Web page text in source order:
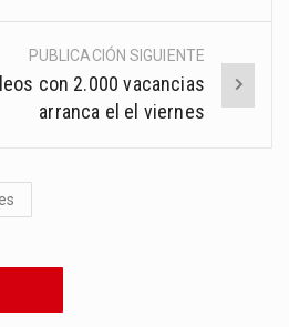
PUBLICACIÓN SIGUIENTE
con 2.000 vacancias
arranca el el viernes